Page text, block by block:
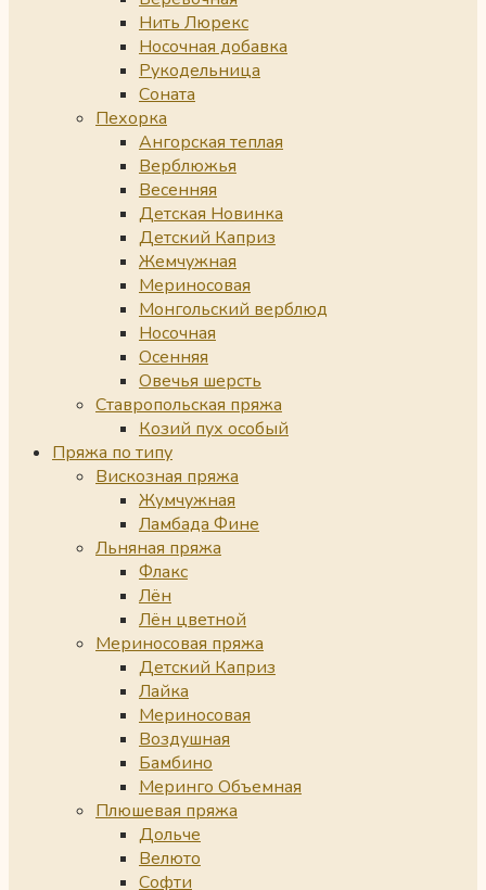
Нить Люрекс
Носочная добавка
Рукодельница
Соната
Пехорка
Ангорская теплая
Верблюжья
Весенняя
Детская Новинка
Детский Каприз
Жемчужная
Мериносовая
Монгольский верблюд
Носочная
Осенняя
Овечья шерсть
Ставропольская пряжа
Козий пух особый
Пряжа по типу
Вискозная пряжа
Жумчужная
Ламбада Фине
Льняная пряжа
Флакс
Лён
Лён цветной
Мериносовая пряжа
Детский Каприз
Лайка
Мериносовая
Воздушная
Бамбино
Меринго Объемная
Плюшевая пряжа
Дольче
Велюто
Софти